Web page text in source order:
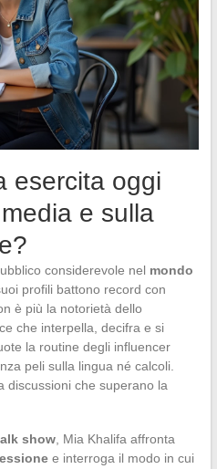
esercita oggi
e sulla
considerevole nel mondo
profili battono record con
è più la notorietà dello
che interpella, decifra e si
la routine degli influencer
peli sulla lingua né calcoli.
discussioni che superano la
show, Mia Khalifa affronta
e interroga il modo in cui